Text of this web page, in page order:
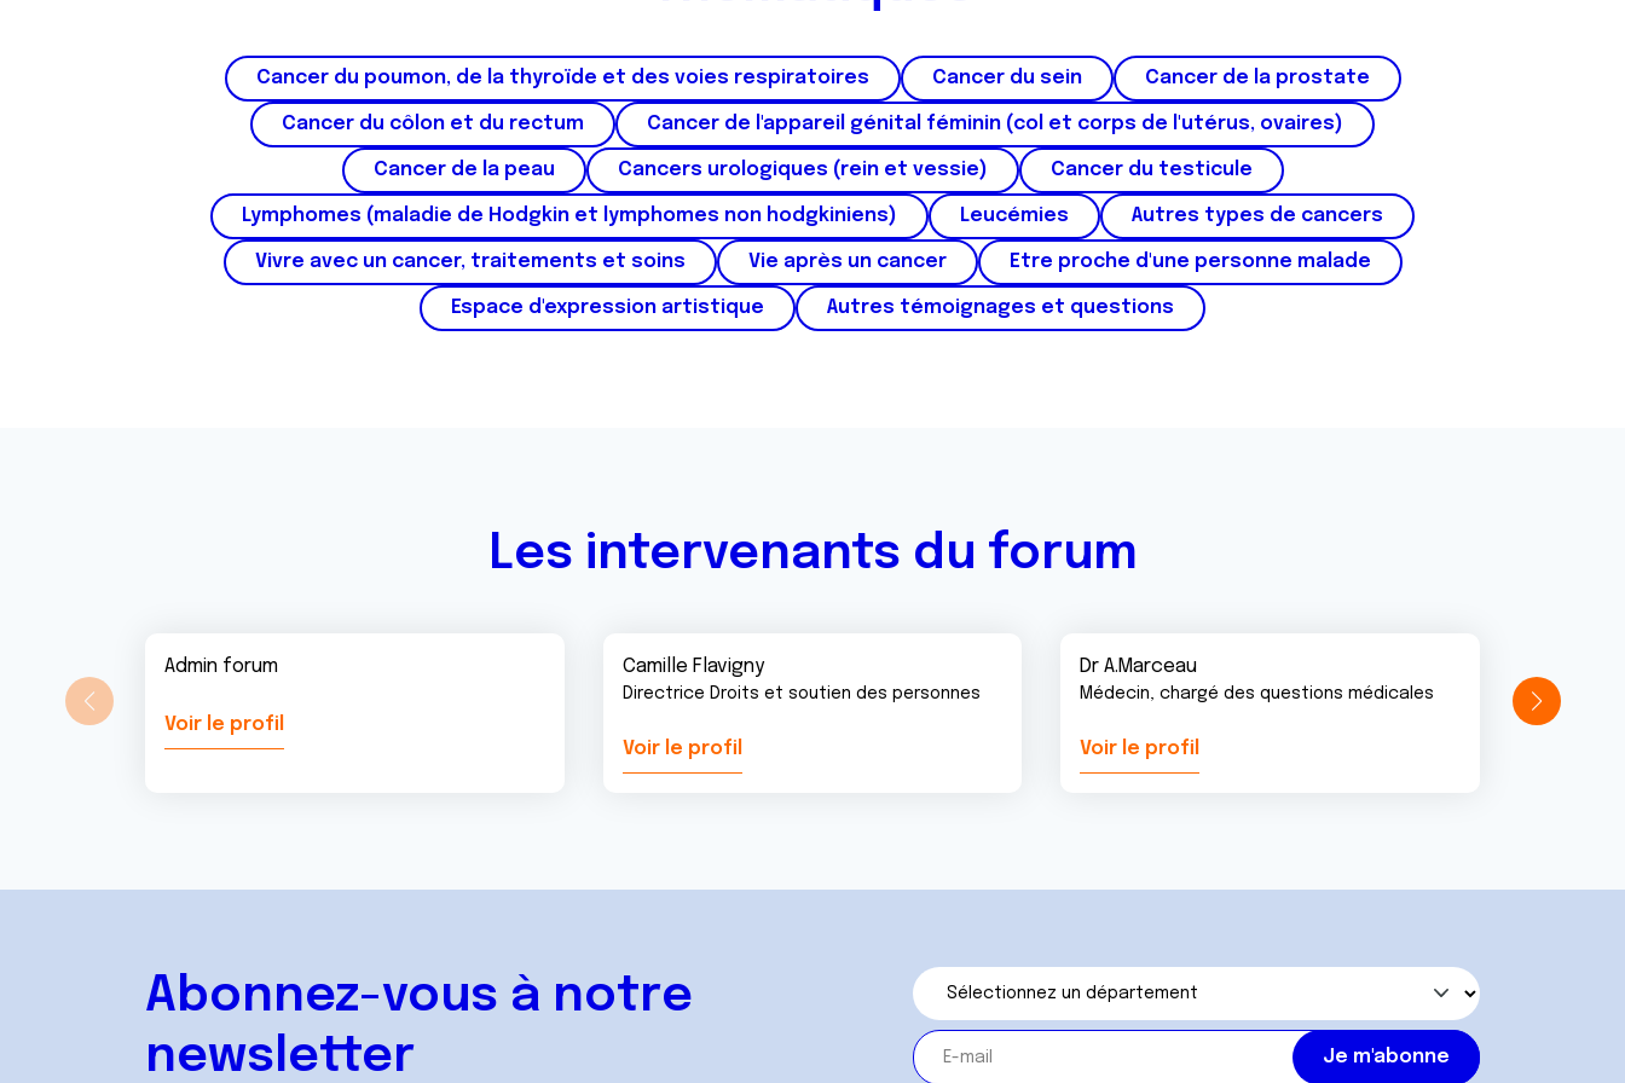
n
t
e
n
t
Cancer du poumon, de la thyroïde et des voies respiratoires Cancer du sein Cancer de la prostate
Cancer du côlon et du rectum Cancer de l'appareil génital féminin (col et corps de l'utérus, ovaires)
Cancer de la peau Cancers urologiques (rein et vessie) Cancer du testicule
Lymphomes (maladie de Hodgkin et lymphomes non hodgkiniens) Leucémies Autres types de cancers
Vivre avec un cancer, traitements et soins Vie après un cancer Etre proche d'une personne malade
Espace d'expression artistique Autres témoignages et questions
Les intervenants du forum
Admin forum
Voir le profil
Camille Flavigny
Directrice Droits et soutien des personnes
Voir le profil
Dr A.Marceau
Médecin, chargé des questions médicales
Voir le profil
Abonnez-vous à notre
newsletter